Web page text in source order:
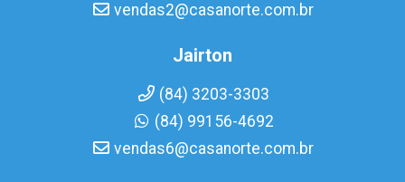
vendas2@casanorte.com.br
Jairton
(84) 3203-3303
(84) 99156-4692
vendas6@casanorte.com.br